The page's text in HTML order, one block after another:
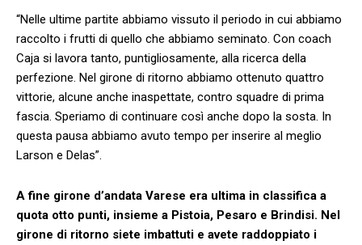
“Nelle ultime partite abbiamo vissuto il periodo in cui abbiamo
raccolto i frutti di quello che abbiamo seminato. Con coach
Caja si lavora tanto, puntigliosamente, alla ricerca della
perfezione. Nel girone di ritorno abbiamo ottenuto quattro
vittorie, alcune anche inaspettate, contro squadre di prima
fascia. Speriamo di continuare così anche dopo la sosta. In
questa pausa abbiamo avuto tempo per inserire al meglio
Larson e Delas”.
A fine girone d’andata Varese era ultima in classifica a
quota otto punti, insieme a Pistoia, Pesaro e Brindisi. Nel
girone di ritorno siete imbattuti e avete raddoppiato i